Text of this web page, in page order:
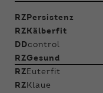
RZPersistenz
RZKälberfit
DDcontrol
RZGesund
RZEuterfit
RZKlaue